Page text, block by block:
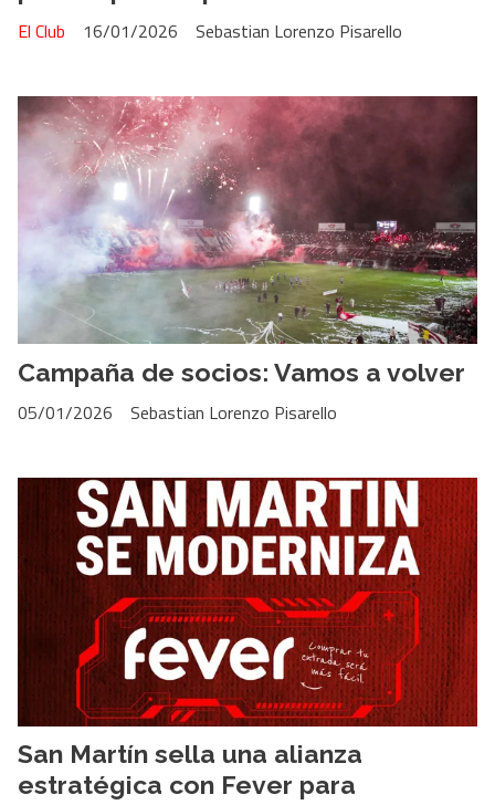
Sebastian Lorenzo Pisarello
El Club 16/01/2026
Campaña de socios: Vamos a volver
Sebastian Lorenzo Pisarello
05/01/2026
San Martín sella una alianza
estratégica con Fever para